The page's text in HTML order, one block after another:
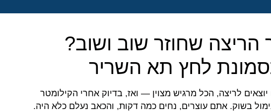
שחוזר שוב ושוב?
לחץ תא השריר
לריצה, הכל מרגיש מצוין — ואז, בדיוק אחרי הקילומטר
בשוק. אתם עוצרים, נחים כמה דקות, והכאב נעלם כלא היה.